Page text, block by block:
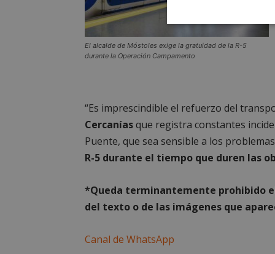
El alcalde de Móstoles exige la gratuidad de la R-5
durante la Operación Campamento
“Es imprescindible el refuerzo del
Cercaníasque registra constantes
Puente, que sea sensible a los
R-5 durante el tiempo que duren las
*Queda terminantemente prohibido
del texto o de las imágenes que
Canal de WhatsApp
Cookies
estrictamente
necesarias
Nombre